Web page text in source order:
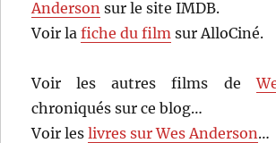
Anderson sur le site IMDB.
Voir lafiche du film sur AlloCiné.
Voir les autres films de
chroniqués sur ce blog…
Voir leslivres sur Wes Anderson…